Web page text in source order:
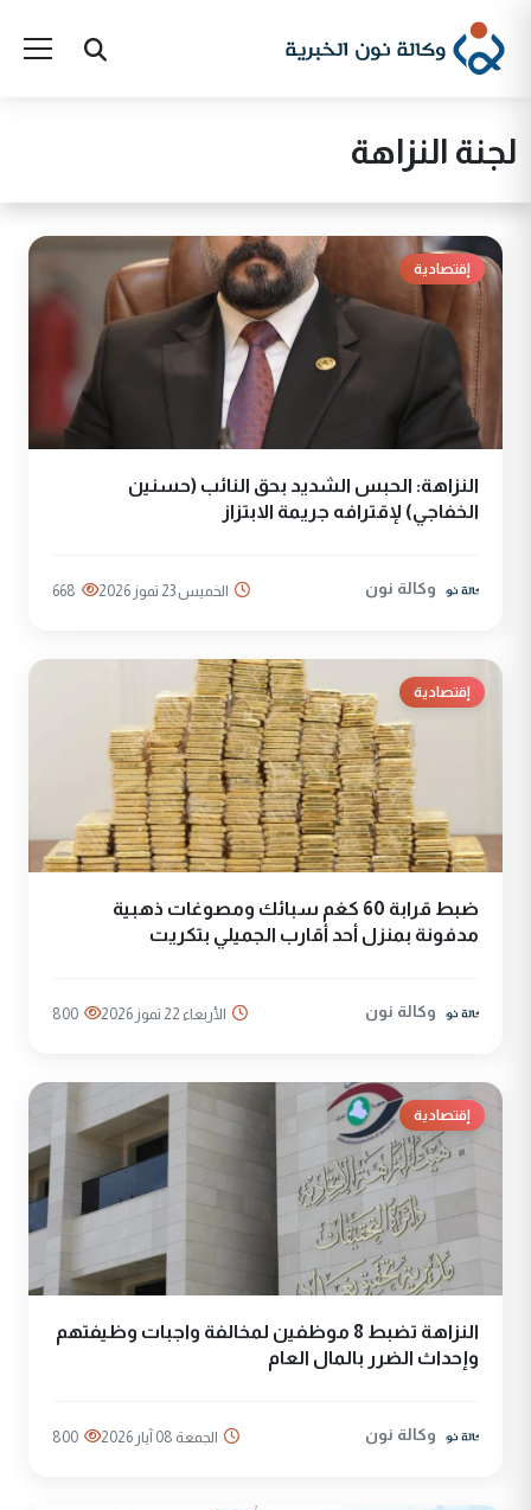
لجنة النزاهة
إقتصادية
النزاهة: الحبس الشديد بحق النائب (حسنين
الخفاجي) لإقترافه جريمة الابتزاز
وكالة نون الخميس 23 تموز 2026 668
إقتصادية
ضبط قرابة 60 كغم سبائك ومصوغات ذهبية
مدفونة بمنزل أحد أقارب الجميلي بتكريت
وكالة نون الأربعاء 22 تموز 2026 800
إقتصادية
النزاهة تضبط 8 موظفين لمخالفة واجبات وظيفتهم
وإحداث الضرر بالمال العام
وكالة نون الجمعة 08 آيار 2026 800